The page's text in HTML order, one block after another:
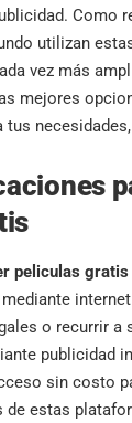
Como
utilizan
vez más
mejores
tus
peliculas gratis
o recurrir a
publicidad
sin costo
de estas